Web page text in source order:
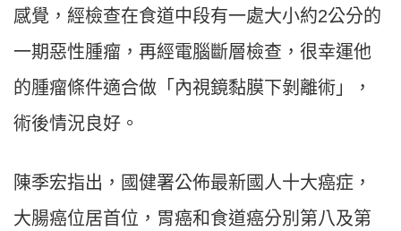
感覺，經檢查在食道中段有一處大小約2公分的
一期惡性腫瘤，再經電腦斷層檢查，很幸運他
的腫瘤條件適合做「內視鏡黏膜下剝離術」，
術後情況良好。
陳季宏指出，國健署公佈最新國人十大癌症，
大腸癌位居首位，胃癌和食道癌分別第八及第